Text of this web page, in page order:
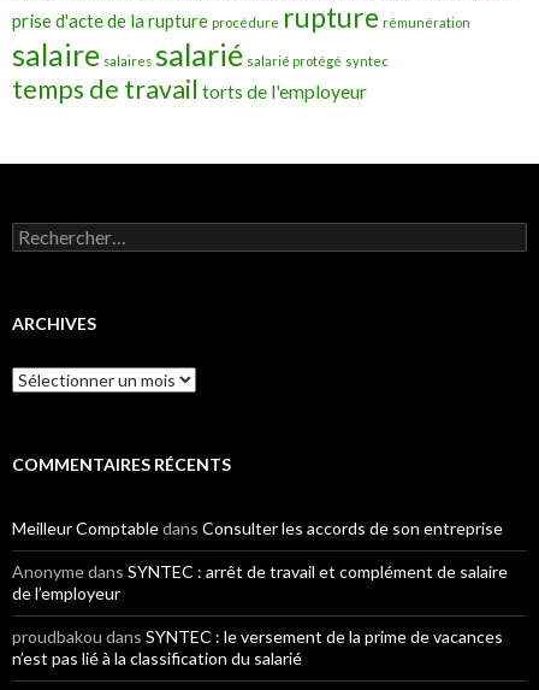
prise d'acte de la rupture procédure rupture rémunération
salaire salaires salarié salarié protégé syntec
temps de travail torts de l'employeur
Rechercher :
ARCHIVES
Archives
COMMENTAIRES RÉCENTS
Meilleur Comptabledans Consulter les accords de son entreprise
Anonymedans SYNTEC : arrêt de travail et complément de salaire
de l’employeur
proudbakou dans SYNTEC : le versement de la prime de vacances
n’est pas lié à la classification du salarié